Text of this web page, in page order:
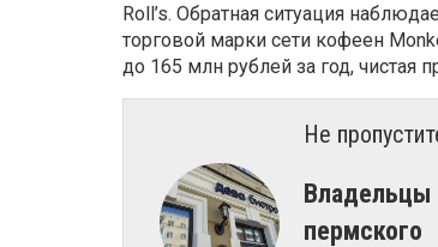
Roll’s. Обратная ситуация
торговой марки сети кофеен
до 165 млн рублей за год, чистая
Не
​Владельцы
пермского